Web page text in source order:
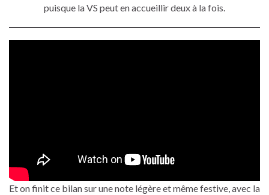
puisque la VS peut en accueillir deux à la fois.
Et on finit ce bilan sur une note légère et même festive, avec la